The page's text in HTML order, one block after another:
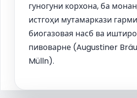
гуногуни корхона, ба
истгоҳи мутамаркази
биогазовая насб ва
пивоварне (Augustiner
Mülln).